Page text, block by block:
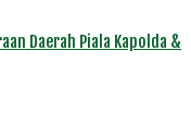
Daerah Piala Kapolda &